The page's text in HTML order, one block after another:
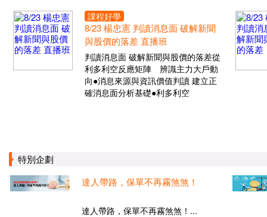
課程好學
8/23 楊忠憲 判讀消息面 破解新聞
與股價的落差 直播班
判讀消息面 破解新聞與股價的落差從
利多利空反應矩陣 辨識主力大戶動
向●消息來源與資訊價值判讀 建立正
確消息面分析基礎●利多利空
特別企劃
達人帶路，保單不再霧煞煞！
達人帶路，保單不再霧煞煞！...